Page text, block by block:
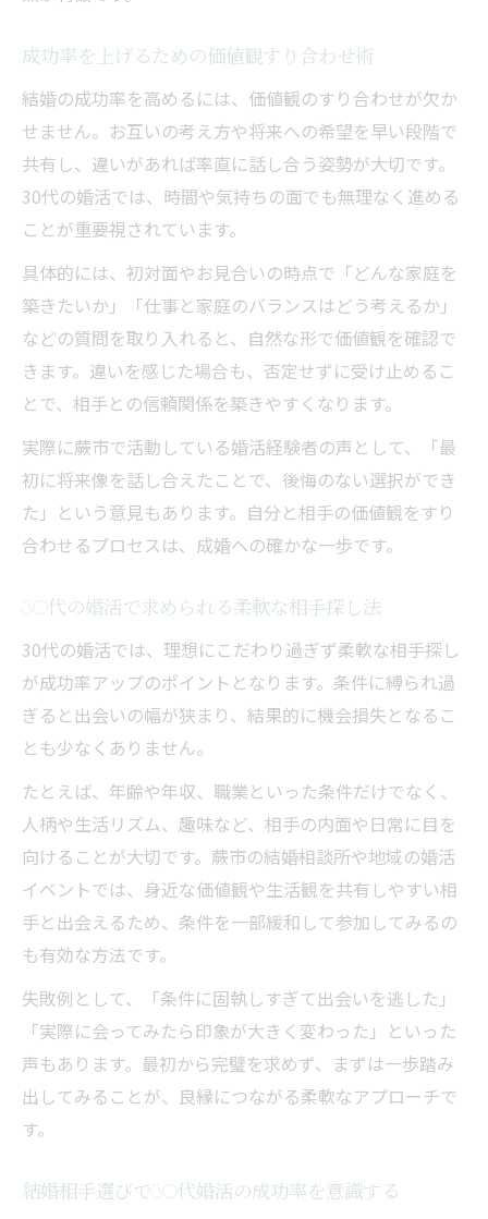
成功率を上げるための価値観すり合わせ術
結婚の成功率を高めるには、価値観のすり合わせが欠か
せません。お互いの考え方や将来への希望を早い段階で
共有し、違いがあれば率直に話し合う姿勢が大切です。
30代の婚活では、時間や気持ちの面でも無理なく進める
ことが重要視されています。
具体的には、初対面やお見合いの時点で「どんな家庭を
築きたいか」「仕事と家庭のバランスはどう考えるか」
などの質問を取り入れると、自然な形で価値観を確認で
きます。違いを感じた場合も、否定せずに受け止めるこ
とで、相手との信頼関係を築きやすくなります。
実際に蕨市で活動している婚活経験者の声として、「最
初に将来像を話し合えたことで、後悔のない選択ができ
た」という意見もあります。自分と相手の価値観をすり
合わせるプロセスは、成婚への確かな一歩です。
30代の婚活で求められる柔軟な相手探し法
30代の婚活では、理想にこだわり過ぎず柔軟な相手探し
が成功率アップのポイントとなります。条件に縛られ過
ぎると出会いの幅が狭まり、結果的に機会損失となるこ
とも少なくありません。
たとえば、年齢や年収、職業といった条件だけでなく、
人柄や生活リズム、趣味など、相手の内面や日常に目を
向けることが大切です。蕨市の結婚相談所や地域の婚活
イベントでは、身近な価値観や生活観を共有しやすい相
手と出会えるため、条件を一部緩和して参加してみるの
も有効な方法です。
失敗例として、「条件に固執しすぎて出会いを逃した」
「実際に会ってみたら印象が大きく変わった」といった
声もあります。最初から完璧を求めず、まずは一歩踏み
出してみることが、良縁につながる柔軟なアプローチで
す。
結婚相手選びで30代婚活の成功率を意識する